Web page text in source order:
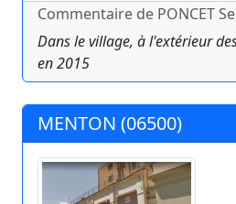
Commentaire de PONCET
Dans le village, à l'extérieur
en 2015
MENTON (06500)